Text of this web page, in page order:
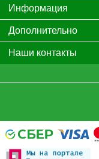
Информация
Дополнительно
Наши контакты